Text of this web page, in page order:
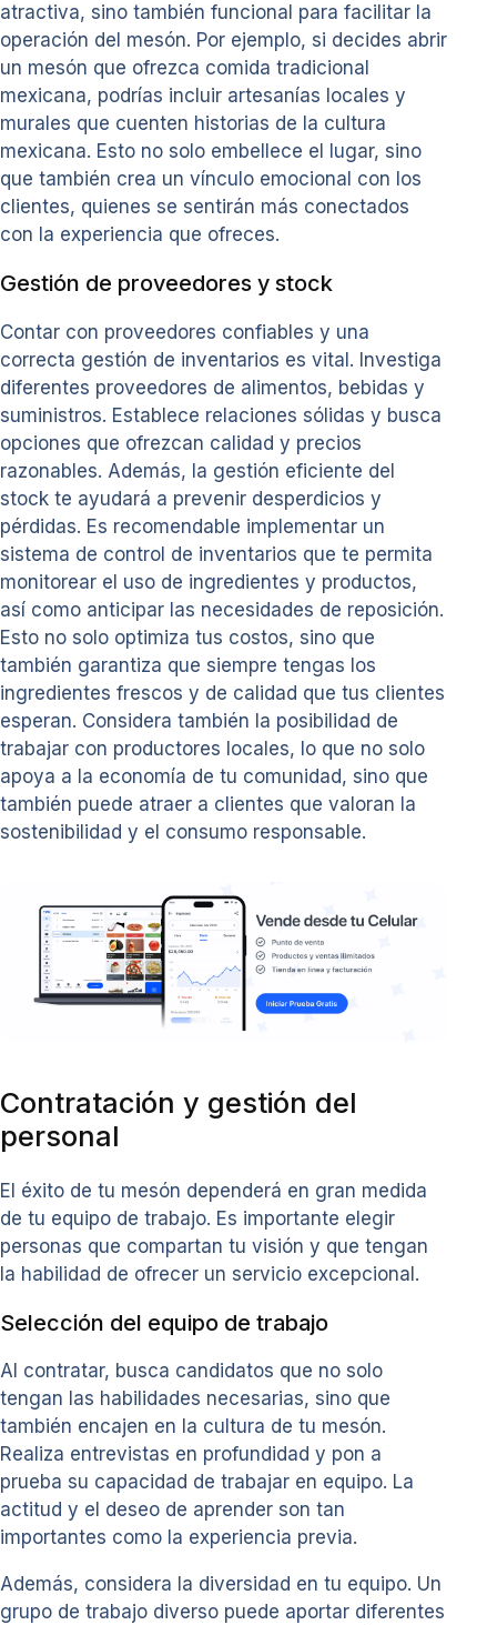
atractiva, sino también funcional para facilitar la
operación del mesón. Por ejemplo, si decides abrir
un mesón que ofrezca comida tradicional
mexicana, podrías incluir artesanías locales y
murales que cuenten historias de la cultura
mexicana. Esto no solo embellece el lugar, sino
que también crea un vínculo emocional con los
clientes, quienes se sentirán más conectados
con la experiencia que ofreces.
Gestión de proveedores y stock
Contar con proveedores confiables y una
correcta gestión de inventarios es vital. Investiga
diferentes proveedores de alimentos, bebidas y
suministros. Establece relaciones sólidas y busca
opciones que ofrezcan calidad y precios
razonables. Además, la gestión eficiente del
stock te ayudará a prevenir desperdicios y
pérdidas. Es recomendable implementar un
sistema de control de inventarios que te permita
monitorear el uso de ingredientes y productos,
así como anticipar las necesidades de reposición.
Esto no solo optimiza tus costos, sino que
también garantiza que siempre tengas los
ingredientes frescos y de calidad que tus clientes
esperan. Considera también la posibilidad de
trabajar con productores locales, lo que no solo
apoya a la economía de tu comunidad, sino que
también puede atraer a clientes que valoran la
sostenibilidad y el consumo responsable.
Contratación y gestión del
personal
El éxito de tu mesón dependerá en gran medida
de tu equipo de trabajo. Es importante elegir
personas que compartan tu visión y que tengan
la habilidad de ofrecer un servicio excepcional.
Selección del equipo de trabajo
Al contratar, busca candidatos que no solo
tengan las habilidades necesarias, sino que
también encajen en la cultura de tu mesón.
Realiza entrevistas en profundidad y pon a
prueba su capacidad de trabajar en equipo. La
actitud y el deseo de aprender son tan
importantes como la experiencia previa.
Además, considera la diversidad en tu equipo. Un
grupo de trabajo diverso puede aportar diferentes